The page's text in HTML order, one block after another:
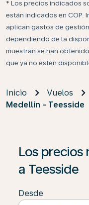
* Los precios indicados
están indicados en COP.
aplican gastos de
dependiendo de la
muestran se han
que ya no estén
Inicio Vuelos
Medellín - Teesside
Los precios
a Teesside
Desde
Si no se